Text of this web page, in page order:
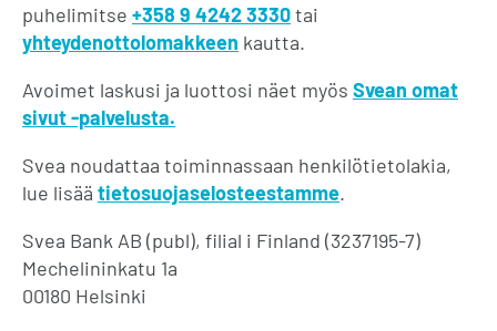
puhelimitse +358 9 4242 3330tai
yhteydenottolomakkeen kautta.
Avoimet laskusi ja luottosi näet myös Svean omat
sivut -palvelusta.
Svea noudattaa toiminnassaan henkilötietolakia,
lue lisää tietosuojaselosteestamme.
Svea Bank AB (publ), filial i Finland (3237195-7)
Mechelininkatu 1a
00180 Helsinki